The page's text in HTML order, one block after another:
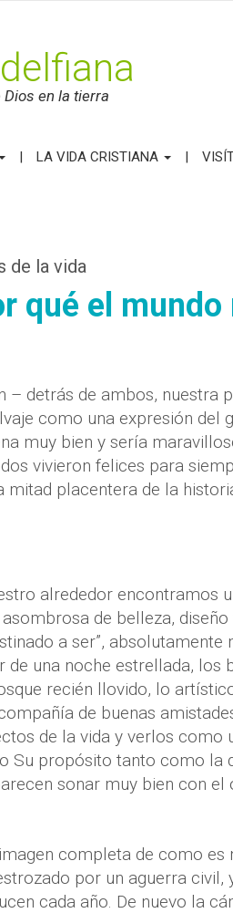
en la tierra
LA VIDA CRISTIANA
de la vida
qué el
– detrás de ambos, nuestra
como una expresión del
muy bien y sería
vivieron felices para
placentera de la
alrededor encontramos
de belleza,
a ser”,
de una noche estrellada, los
recién llovido, lo
de buenas
de la vida y verlos
Su propósito tanto como
sonar muy bien con el
completa de como es
por un aguerra
cada año. De nuevo la